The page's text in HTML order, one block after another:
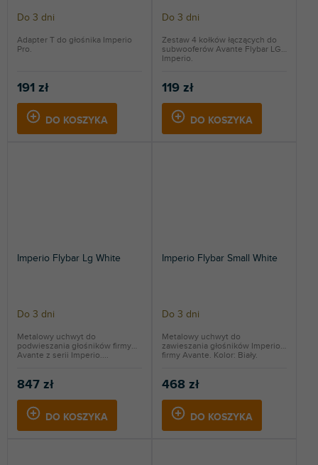
Do 3 dni
191 zł
DO KOSZYKA
Adapter T do głośnika Imperio
Pro.
Do 3 dni
119 zł
DO KOSZYKA
Zestaw 4 kołków łączących do
subwooferów Avante Flybar LG i
Imperio.
Imperio Flybar Lg White
Do 3 dni
847 zł
DO KOSZYKA
Metalowy uchwyt do
podwieszania głośników firmy
Avante z serii Imperio....
Imperio Flybar Small White
Do 3 dni
468 zł
DO KOSZYKA
Metalowy uchwyt do
zawieszania głośników Imperio
firmy Avante. Kolor: Biały.